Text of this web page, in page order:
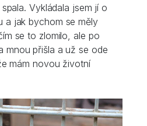
Vykládala jsem jí o
a jak bychom se měly
se to zlomilo, ale po
mnou přišla a už se ode
mám novou životní